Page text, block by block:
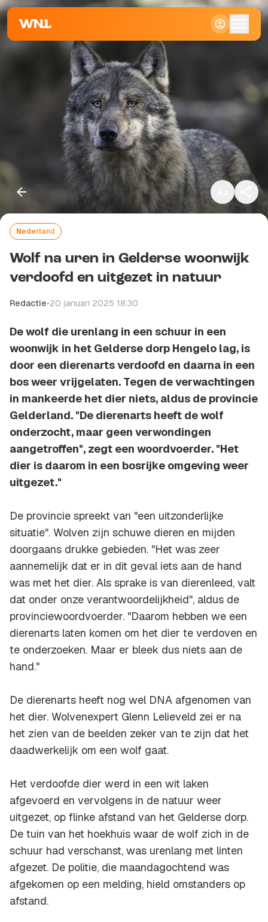
Klein
Standaard
Groot
Nederland
Wolf na uren in Gelderse woonwijk
verdoofd en uitgezet in natuur
Redactie•20 januari 2025 18:30
De wolf die urenlang in een schuur in een
woonwijk in het Gelderse dorp Hengelo lag, is
door een dierenarts verdoofd en daarna in een
bos weer vrijgelaten. Tegen de verwachtingen
in mankeerde het dier niets, aldus de provincie
Gelderland. "De dierenarts heeft de wolf
onderzocht, maar geen verwondingen
aangetroffen", zegt een woordvoerder. "Het
dier is daarom in een bosrijke omgeving weer
uitgezet."
De provincie spreekt van "een uitzonderlijke
situatie". Wolven zijn schuwe dieren en mijden
doorgaans drukke gebieden. "Het was zeer
aannemelijk dat er in dit geval iets aan de hand
was met het dier. Als sprake is van dierenleed, valt
dat onder onze verantwoordelijkheid", aldus de
provinciewoordvoerder. "Daarom hebben we een
dierenarts laten komen om het dier te verdoven en
te onderzoeken. Maar er bleek dus niets aan de
hand."
De dierenarts heeft nog wel DNA afgenomen van
het dier. Wolvenexpert Glenn Lelieveld zei er na
het zien van de beelden zeker van te zijn dat het
daadwerkelijk om een wolf gaat.
Het verdoofde dier werd in een wit laken
afgevoerd en vervolgens in de natuur weer
uitgezet, op flinke afstand van het Gelderse dorp.
De tuin van het hoekhuis waar de wolf zich in de
schuur had verschanst, was urenlang met linten
afgezet. De politie, die maandagochtend was
afgekomen op een melding, hield omstanders op
afstand.